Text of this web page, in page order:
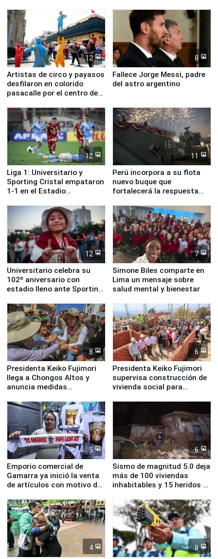
12
Artistas de circo y payasos
desfilaron en colorido
pasacalle por el centro de
8
Fallece Jorge Messi, padre
del astro argentino
12
Liga 1: Universitario y
Sporting Cristal empataron
1-1 en el Estadio
11
Perú incorpora a su flota
nuevo buque que
fortalecerá la respuesta
12
Universitario celebra su
102º aniversario con
estadio lleno ante Sporting
7
Simone Biles comparte en
Lima un mensaje sobre
salud mental y bienestar
8
Presidenta Keiko Fujimori
llega a Chongos Altos y
anuncia medidas
educación, salud y empleo
6
Presidenta Keiko Fujimori
supervisa construcción de
vivienda social para
5
Emporio comercial de
Gamarra ya inició la venta
de artículos con motivo de
6
Sismo de magnitud 5.0 deja
más de 100 viviendas
inhabitables y 15 heridos en
4 8